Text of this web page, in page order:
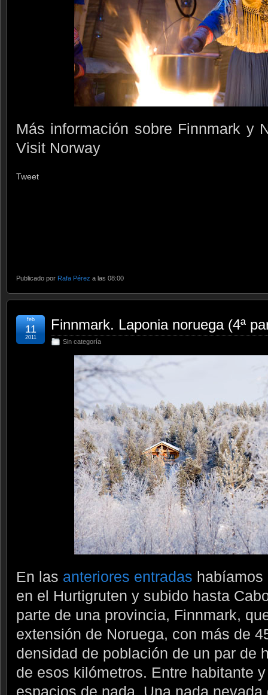
Más información sobre Finnmark y
Visit Norway
Tweet
Publicado por Rafa Pérez a las 08:00
Finnmark. Laponia noruega (4ª
Sin categoría
feb
11
2011
En las anteriores entradas habíamos
en el Hurtigruten y subido hasta
parte de una provincia, Finnmark,
extensión de Noruega, con más de
densidad de población de un par de
de esos kilómetros. Entre habitante
espacios de nada. Una nada